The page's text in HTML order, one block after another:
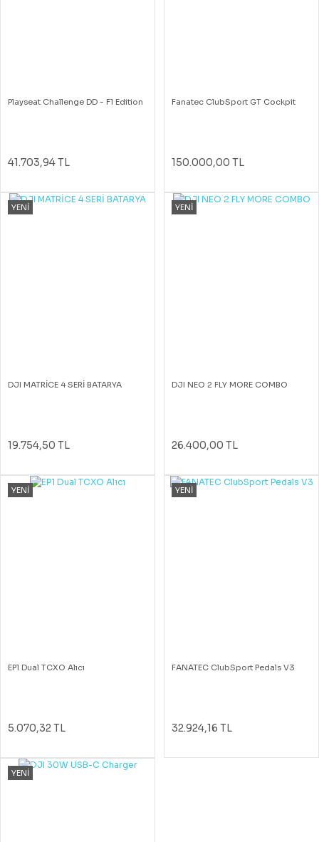
Playseat Challenge DD - F1 Edition
41.703,94 TL
Fanatec ClubSport GT Cockpit
150.000,00 TL
YENİ
DJI MATRİCE 4 SERİ BATARYA
19.754,50 TL
YENİ
DJI NEO 2 FLY MORE COMBO
26.400,00 TL
YENİ
EP1 Dual TCXO Alıcı
5.070,32 TL
YENİ
FANATEC ClubSport Pedals V3
32.924,16 TL
YENİ